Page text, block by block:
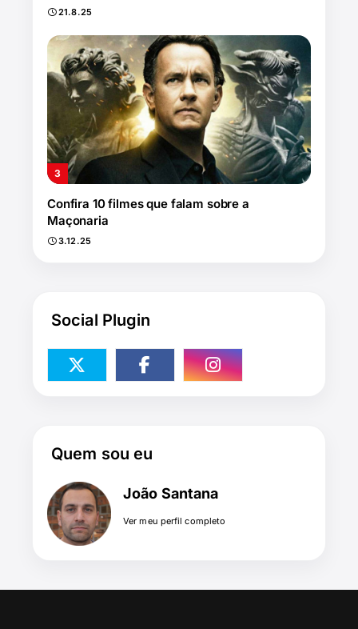
21.8.25
Confira 10 filmes que falam sobre a
Maçonaria
3.12.25
Social Plugin
Quem sou eu
João Santana
Ver meu perfil completo